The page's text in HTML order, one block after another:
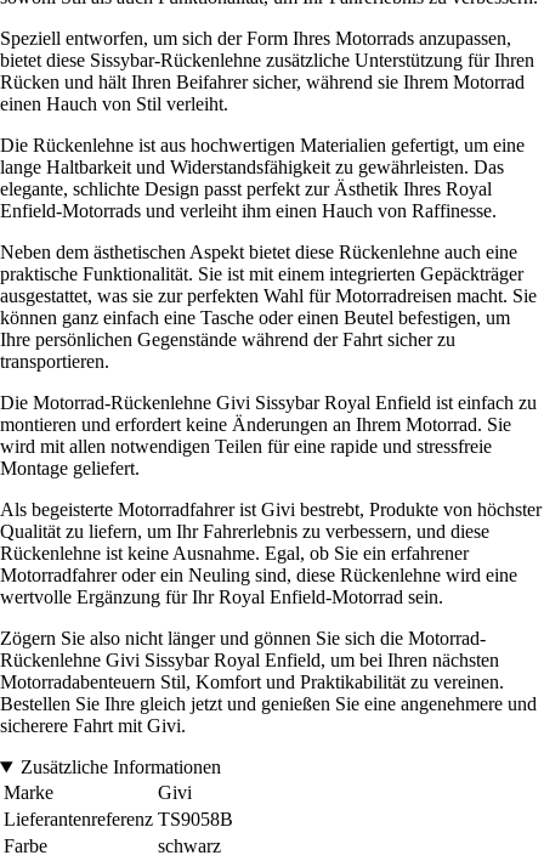
Speziell entworfen, um sich der Form Ihres Motorrads anzupassen,
bietet diese Sissybar-Rückenlehne zusätzliche Unterstützung für Ihren
Rücken und hält Ihren Beifahrer sicher, während sie Ihrem Motorrad
einen Hauch von Stil verleiht.
Die Rückenlehne ist aus hochwertigen Materialien gefertigt, um eine
lange Haltbarkeit und Widerstandsfähigkeit zu gewährleisten. Das
elegante, schlichte Design passt perfekt zur Ästhetik Ihres Royal
Enfield-Motorrads und verleiht ihm einen Hauch von Raffinesse.
Neben dem ästhetischen Aspekt bietet diese Rückenlehne auch eine
praktische Funktionalität. Sie ist mit einem integrierten Gepäckträger
ausgestattet, was sie zur perfekten Wahl für Motorradreisen macht. Sie
können ganz einfach eine Tasche oder einen Beutel befestigen, um
Ihre persönlichen Gegenstände während der Fahrt sicher zu
transportieren.
Die Motorrad-Rückenlehne Givi Sissybar Royal Enfield ist einfach zu
montieren und erfordert keine Änderungen an Ihrem Motorrad. Sie
wird mit allen notwendigen Teilen für eine rapide und stressfreie
Montage geliefert.
Als begeisterte Motorradfahrer ist Givi bestrebt, Produkte von höchster
Qualität zu liefern, um Ihr Fahrerlebnis zu verbessern, und diese
Rückenlehne ist keine Ausnahme. Egal, ob Sie ein erfahrener
Motorradfahrer oder ein Neuling sind, diese Rückenlehne wird eine
wertvolle Ergänzung für Ihr Royal Enfield-Motorrad sein.
Zögern Sie also nicht länger und gönnen Sie sich die Motorrad-
Rückenlehne Givi Sissybar Royal Enfield, um bei Ihren nächsten
Motorradabenteuern Stil, Komfort und Praktikabilität zu vereinen.
Bestellen Sie Ihre gleich jetzt und genießen Sie eine angenehmere und
sicherere Fahrt mit Givi.
Zusätzliche Informationen
Marke
Givi
Lieferantenreferenz TS9058B
Farbe
schwarz